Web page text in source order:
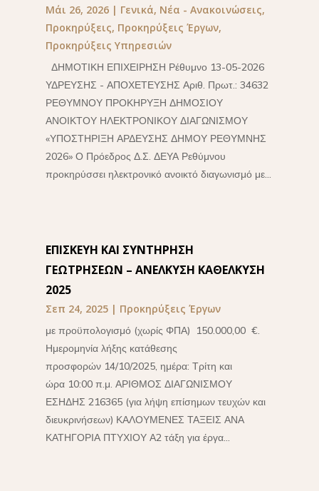
Μάι 26, 2026| Γενικά, Νέα - Ανακοινώσεις,
Προκηρύξεις, Προκηρύξεις Έργων,
Προκηρύξεις Υπηρεσιών
ΔΗΜΟΤΙΚΗ ΕΠΙΧΕΙΡΗΣΗ Ρέθυμνο 13-05-2026
ΥΔΡΕΥΣΗΣ - ΑΠΟΧΕΤΕΥΣΗΣ Αριθ. Πρωτ.: 34632
ΡΕΘΥΜΝΟΥ ΠΡΟΚΗΡΥΞΗ ΔΗΜΟΣΙΟΥ
ΑΝΟΙΚΤΟΥ ΗΛΕΚΤΡΟΝΙΚΟΥ ΔΙΑΓΩΝΙΣΜΟΥ
«ΥΠΟΣΤΗΡΙΞΗ ΑΡΔΕΥΣΗΣ ΔΗΜΟΥ ΡΕΘΥΜΝΗΣ
2026» Ο Πρόεδρος Δ.Σ. ΔΕΥΑ Ρεθύμνου
προκηρύσσει ηλεκτρονικό ανοικτό διαγωνισμό με...
ΕΠΙΣΚΕΥΗ ΚΑΙ ΣΥΝΤΗΡΗΣΗ
ΓΕΩΤΡΗΣΕΩΝ – ΑΝΕΛΚΥΣΗ ΚΑΘΕΛΚΥΣΗ
2025
Σεπ 24, 2025| Προκηρύξεις Έργων
με προϋπολογισμό (χωρίς ΦΠΑ) 150.000,00 €.
Ημερομηνία λήξης κατάθεσης
προσφορών 14/10/2025, ημέρα: Τρίτη και
ώρα 10:00 π.μ. ΑΡΙΘΜΟΣ ΔΙΑΓΩΝΙΣΜΟΥ
ΕΣΗΔΗΣ 216365 (για λήψη επίσημων τευχών και
διευκρινήσεων) ΚΑΛΟΥΜΕΝΕΣ ΤΑΞΕΙΣ ΑΝΑ
ΚΑΤΗΓΟΡΙΑ ΠΤΥΧΙΟΥ Α2 τάξη για έργα...